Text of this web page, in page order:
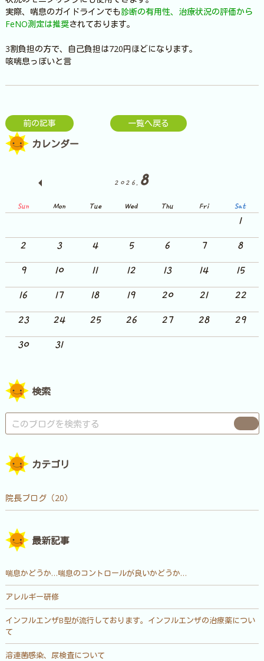
実際、喘息のガイドラインでも診断の有用性、治療状況の評価から
FeNO測定は推奨されております。
3割負担の方で、自己負担は720円ほどになります。
咳喘息っぽいと言
前の記事 一覧へ戻る
カレンダー
2026. 8
Sun Mon Tue Wed Thu Fri Sat
1
2
3 4 5 6 7
8
9
10 11 12 13 14
15
16
17 18 19 20 21
22
23
24 25 26 27 28
29
30
31
検索
カテゴリ
院長ブログ（20）
最新記事
喘息かどうか…喘息のコントロールが良いかどうか…
アレルギー研修
インフルエンザB型が流行しております。インフルエンザの治療薬につい
て
溶連菌感染、尿検査について